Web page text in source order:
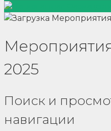
2025
Поиск и
навигации